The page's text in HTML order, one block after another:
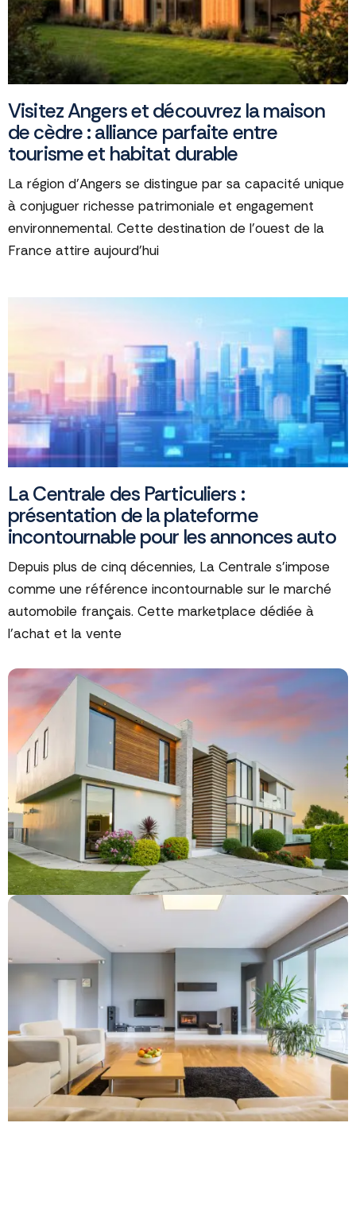
Visitez Angers et découvrez la maison
de cèdre : alliance parfaite entre
tourisme et habitat durable
La région d'Angers se distingue par sa capacité unique
à conjuguer richesse patrimoniale et engagement
environnemental. Cette destination de l'ouest de la
France attire aujourd'hui
La Centrale des Particuliers :
présentation de la plateforme
incontournable pour les annonces auto
Depuis plus de cinq décennies, La Centrale s'impose
comme une référence incontournable sur le marché
automobile français. Cette marketplace dédiée à
l'achat et la vente